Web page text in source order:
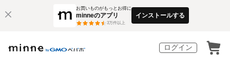
お買いものがもっとお得に
minneのアプリ
3万件以上
インストールする
ログイン